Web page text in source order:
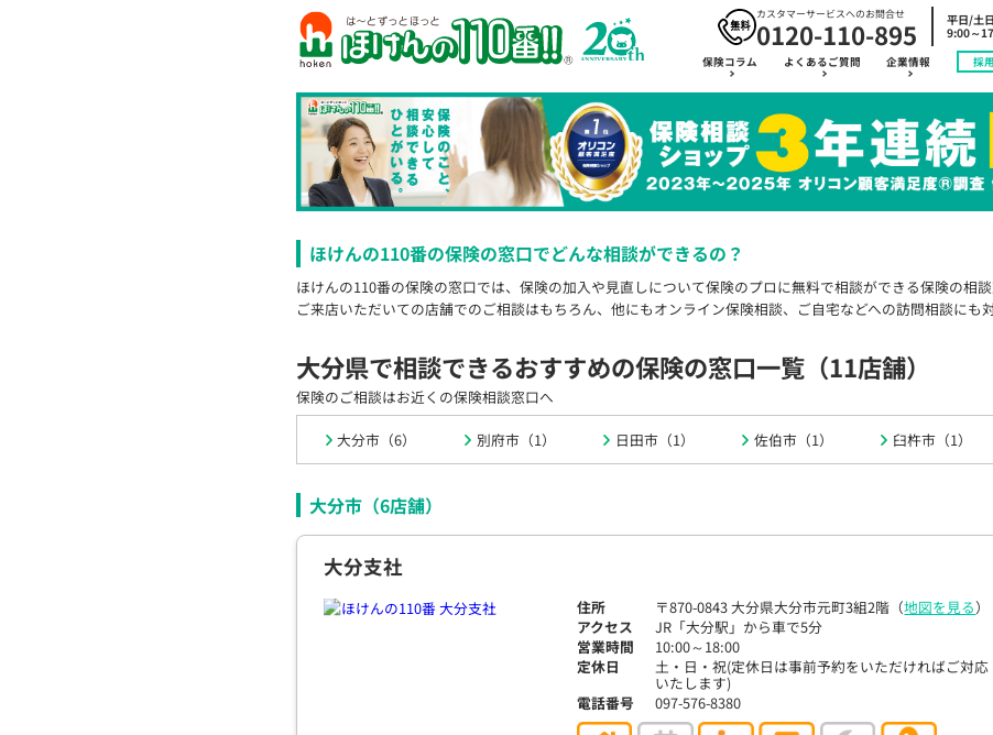
カスタマーサービスへのお問合せ
0120-110-895
平日/土
9:00～
保険コラム よくあるご質問 企業情報 採
大分県で相談できるおすすめの保険の窓口一覧（11店舗）
保険のご相談はお近くの保険相談窓口へ
大分市（6） 別府市（1） 日田市（1） 佐伯市（1） 臼杵市（1）
ほけんの110番の保険の窓口でどんな相談ができるの？
ほけんの110番の保険の窓口では、保険の加入や見直しについて保険のプロに無料で相談ができる保険の相談
ご来店いただいての店舗でのご相談はもちろん、他にもオンライン保険相談、ご自宅などへの訪問相談にも
大分市（6店舗）
大分支社
住所 〒870-0843 大分県大分市元町3組2階（地図を見る）
アクセス
JR「大分駅」から車で5分
営業時間
10:00～18:00
定休日
土・日・祝(定休日は事前予約をいただければご対応
いたします)
電話番号
097-576-8380